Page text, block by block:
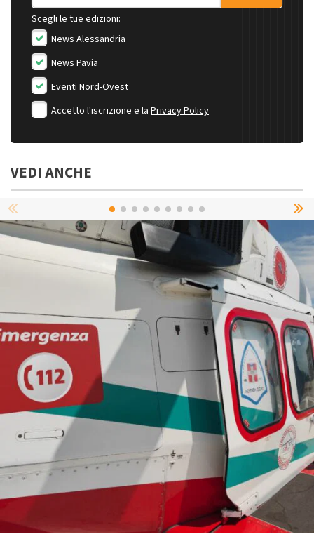
Scegli le tue edizioni:
News Alessandria
News Pavia
Eventi Nord-Ovest
Accetto l'iscrizione e la Privacy Policy
VEDI ANCHE